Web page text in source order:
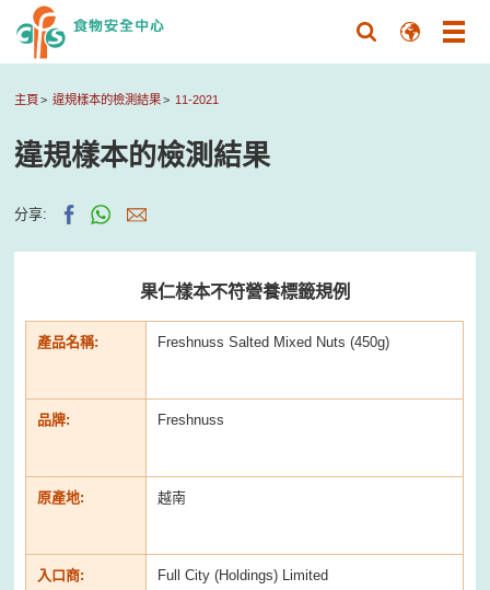
主頁 違規樣本的檢測結果 11-2021
違規樣本的檢測結果
分享:
果仁樣本不符營養標籤規例
產品名稱: Freshnuss Salted Mixed Nuts (450g)
品牌: Freshnuss
原產地: 越南
入口商: Full City (Holdings) Limited